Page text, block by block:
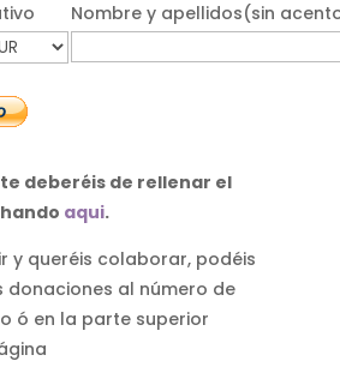
Nombre y apellidos(sin
deberéis de rellenar el
aqui.
y queréis colaborar, podéis
donaciones al número de
ó en la parte superior